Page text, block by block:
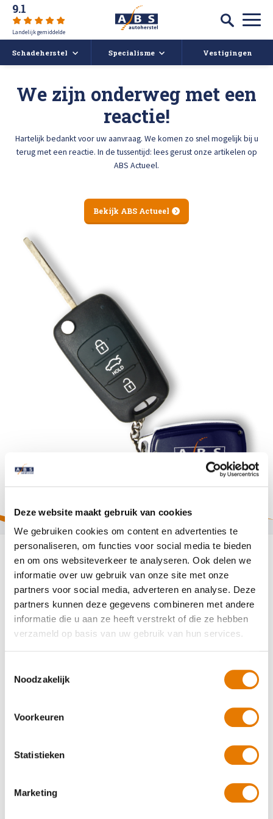
Deze website maakt gebruik van cookies
We gebruiken cookies om content en advertenties te
personaliseren, om functies voor social media te bieden
en om ons websiteverkeer te analyseren. Ook delen we
informatie over uw gebruik van onze site met onze
partners voor social media, adverteren en analyse. Deze
partners kunnen deze gegevens combineren met andere
informatie die u aan ze heeft verstrekt of die ze hebben
verzameld op basis van uw gebruik van hun services.
Noodzakelijk
Voorkeuren
Statistieken
Marketing
9.1
Landelijk gemiddelde
Schadeherstel Specialisme Vestigingen
Caravan- en camperreparatie
Ruitschade
Auto uitdeuken zonder spuiten
Autoruit reparatie
Koplampen polijsten en afstellen
Krassen verwijderen
High Tech Schadeherstel
Lakschade herstellen
Spotrepair
Steenslag herstellen
Alle soorten Specialisme
ABS Actueel
Contact
Bel ons op: 0900 - 6611111
We zijn onderweg met een
reactie!
Hartelijk bedankt voor uw aanvraag. We komen zo snel mogelijk bij u
terug met een reactie. In de tussentijd: lees gerust onze artikelen op
ABS Actueel.
Bekijk ABS Actueel
80+ vestigingen in Nederland
Merk-erkend schadeherstel
Schadeherstel- en BOVAG garantie
9.1
Schadeherstel
Specialisme
Vestigingen